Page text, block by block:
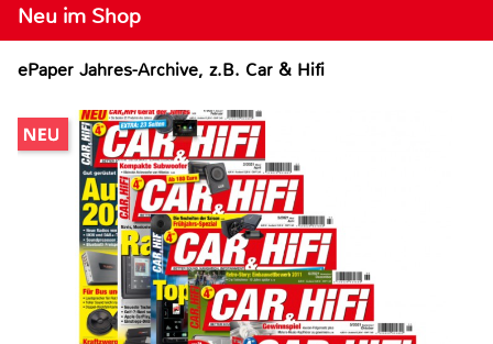
Neu im Shop
ePaper Jahres-Archive, z.B. Car & Hifi